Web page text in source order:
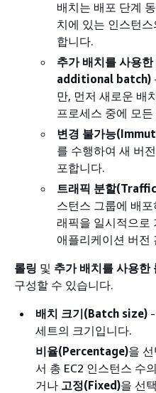
배치는 배포 단계
치에 있는 인스턴
합니다.
추가 배치를 사용
additional batch)
만, 먼저 새로운 배
프로세스 중에 모
변경 불가능
를 수행하여 새 버
포합니다.
트래픽 분할
스턴스 그룹에 배
래픽을 일시적으로
애플리케이션 버전
롤링 및 추가 배치를 사용한
구성할 수 있습니다.
배치 크기(Batch size)
세트의 크기입니다.
비율(Percentage)을
서 총 EC2 인스턴스 수
거나 고정(Fixed)을 선